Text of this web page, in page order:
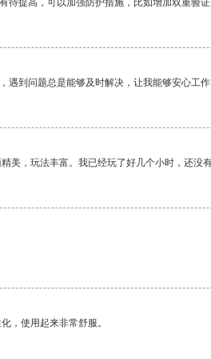
待提高，可以加强防护措施，比如增加双重验证
遇到问题总是能够及时解决，让我能够安心工作
美，玩法丰富。我已经玩了好几个小时，还没有
，使用起来非常舒服。